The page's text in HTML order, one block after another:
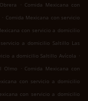
. Comida Mexicana con
. Comida Mexicana con servicio
con servicio a domicilio
a domicilio Saltillo Las
a domicilio Saltillo Avícola .
Olmo
. Comida Mexicana con
con servicio a domicilio
con servicio a domicilio